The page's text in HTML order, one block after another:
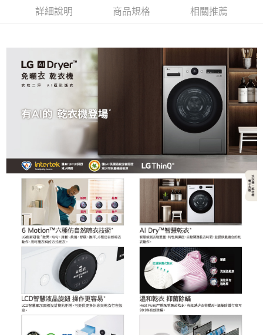
台新國際商業銀行
中國信託商業銀行
台灣樂天信用卡公司
AFTEE先享後付
１．簡單：不需註冊會員、不需綁卡、不需儲值。
２．便利：只要手機號碼，簡訊認證，即可結帳。
３．安心：先確認商品／服務後，再付款。
【「AFTEE先享後付」結帳流程】
１．於結帳方式選擇「AFTEE先享後付」後，將跳轉至「AFTEE先享後付」
結帳頁面，進行簡訊認證並確認金額後，即可完成結帳。
２．訂單成立數日內，您將收到繳費通知簡訊。
３．收到繳費通知簡訊後14天內，點擊此簡訊中的連結，可透過四大超商／
ATM／網路銀行／等多元方式進行付款，方視為交易完成。
※ 請注意：結帳手續完成當下不需立刻繳費，但若您需要取消訂單，請聯絡
購買商品的店家。未經商家同意取消之訂單仍視為有效，需透過AFTEE先享
後付繳納相關費用。
※ 交易是否成功請以「AFTEE先享後付 」之結帳頁面顯示為準，若有關於
是否繳費成功／繳費後需取消欲退款等相關疑問，請聯繫「AFTEE先享後付
客戶支援中心」https://netprotections.freshdesk.com/support/home
【注意事項】
１．透過由恩沛科技股份有限公司提供之「AFTEE先享後付」服務完成之交
易，需依本服務之必要範圍內提供個人資料，並將交易相關給付款項請求債
權轉讓予恩沛科技股份有限公司。
２．關於個人資料處理事宜，請瀏覽以下網址：
https://aftee.tw/terms/#terms3
３．未成年的使用者請事先徵得法定代理人或監護人之同意方可使用
「AFTEE先享後付」，若未經同意申辦者引起之損失，本公司不負相關責
運送方式
每筆NT$100，滿NT$490(含以上)免運費
詳細說明 商品規格 相關推薦